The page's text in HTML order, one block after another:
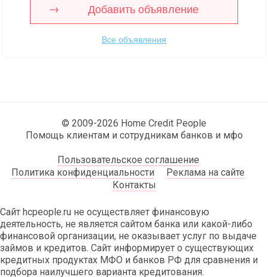
Добавить объявление
Все объявления
© 2009-2026 Home Credit People
Помощь клиентам и сотрудникам банков и мфо
Пользовательское соглашение
Политика конфиденциальности
Реклама на сайте
Контакты
Сайт hcpeople.ru не осуществляет финансовую
деятельность, не является сайтом банка или какой-либо
финансовой организации, не оказывает услуг по выдаче
займов и кредитов. Сайт информирует о существующих
кредитных продуктах МФО и банков РФ для сравнения и
подбора наилучшего варианта кредитования.